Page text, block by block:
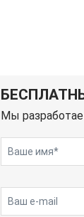
Мы